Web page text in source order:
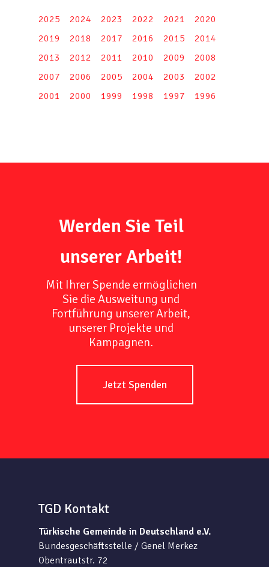
2025 2024 2023 2022 2021
2020
2019
2018 2017 2016 2015
2014
2013
2012 2011 2010 2009
2008
2007
2006 2005 2004 2003
2002
2001
2000 1999 1998 1997 1996
Werden Sie Teil
unserer Arbeit!
Mit Ihrer Spende ermöglichen
Sie die Ausweitung und
Fortführung unserer Arbeit,
unserer Projekte und
Kampagnen.
Jetzt Spenden
TGD Kontakt
Türkische Gemeinde in Deutschland e.V.
Bundesgeschäftsstelle / Genel Merkez
Obentrautstr. 72